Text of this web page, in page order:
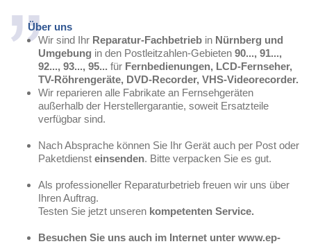
Über uns
Wir sind Ihr Reparatur-Fachbetrieb in Nürnberg und
Umgebung in den Postleitzahlen-Gebieten 90..., 91...,
92..., 93..., 95... für Fernbedienungen, LCD-Fernseher,
TV-Röhrengeräte, DVD-Recorder, VHS-Videorecorder.
Wir reparieren alle Fabrikate an Fernsehgeräten
außerhalb der Herstellergarantie, soweit Ersatzteile
verfügbar sind.
Nach Absprache können Sie Ihr Gerät auch per Post oder
Paketdienst einsenden. Bitte verpacken Sie es gut.
Als professioneller Reparaturbetrieb freuen wir uns über
Ihren Auftrag.
Testen Sie jetzt unseren kompetenten Service.
Besuchen Sie uns auch im Internet unter www.ep-